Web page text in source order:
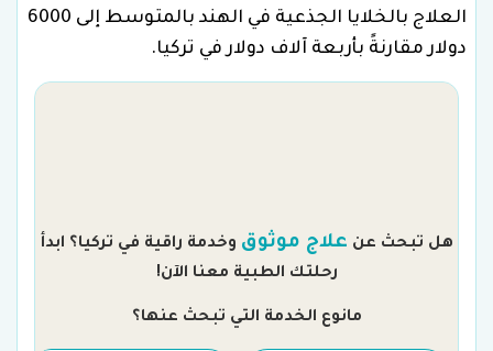
العلاج بالخلايا الجذعية في الهند بالمتوسط إلى 6000
دولار مقارنةً بأربعة آلاف دولار في تركيا.
هل تبحث عن علاج موثوق وخدمة راقية في تركيا؟ ابدأ
رحلتك الطبية معنا الآن!
مانوع الخدمة التي تبحث عنها؟